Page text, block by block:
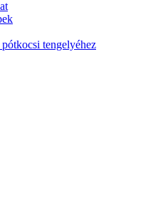
tengelyéhez